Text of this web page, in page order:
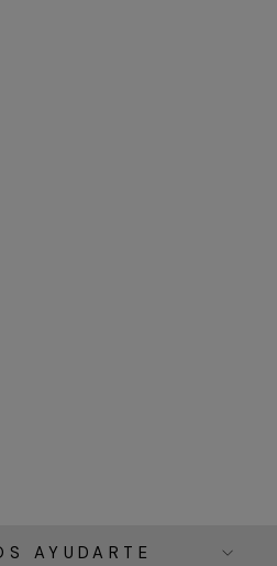
AYUDARTE